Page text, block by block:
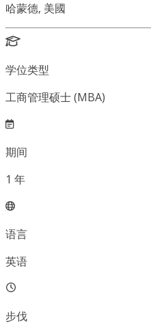
哈蒙德, 美國
学位类型
工商管理硕士 (MBA)
期间
1 年
语言
英语
步伐